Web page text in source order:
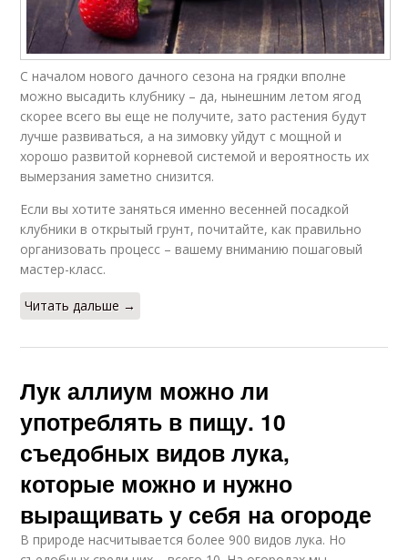
С началом нового дачного сезона на грядки вполне
можно высадить клубнику – да, нынешним летом ягод
скорее всего вы еще не получите, зато растения будут
лучше развиваться, а на зимовку уйдут с мощной и
хорошо развитой корневой системой и вероятность их
вымерзания заметно снизится.
Если вы хотите заняться именно весенней посадкой
клубники в открытый грунт, почитайте, как правильно
организовать процесс – вашему вниманию пошаговый
мастер-класс.
Читать дальше →
Лук аллиум можно ли
употреблять в пищу. 10
съедобных видов лука,
которые можно и нужно
выращивать у себя на огороде
В природе насчитывается более 900 видов лука. Но